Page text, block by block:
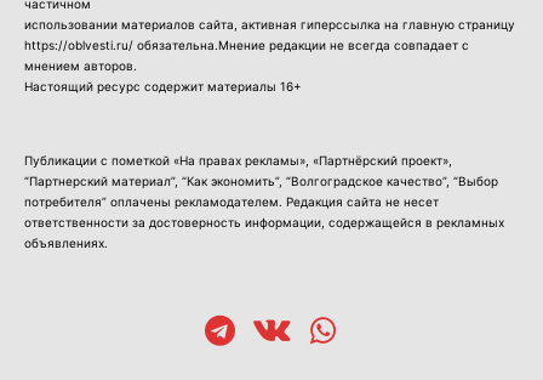
частичном
использовании материалов сайта, активная гиперссылка на главную страницу
https://oblvesti.ru/ обязательна.Мнение редакции не всегда совпадает с
мнением авторов.
Настоящий ресурс содержит материалы 16+
Публикации с пометкой «На правах рекламы», «Партнёрский проект»,
“Партнерский материал”, “Как экономить”, “Волгоградское качество”, “Выбор
потребителя” оплачены рекламодателем. Редакция сайта не несет
ответственности за достоверность информации, содержащейся в рекламных
объявлениях.